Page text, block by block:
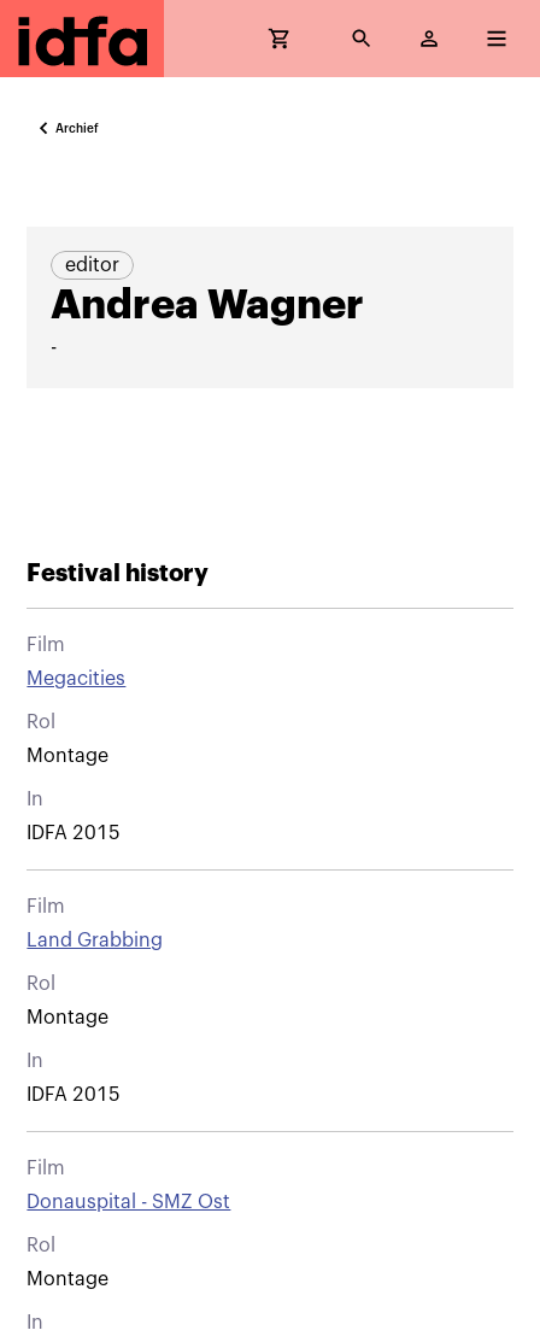
Archief
editor
Andrea Wagner
-
Festival history
Film
Megacities
Rol
Montage
In
IDFA 2015
Film
Land Grabbing
Rol
Montage
In
IDFA 2015
Film
Donauspital - SMZ Ost
Rol
Montage
In